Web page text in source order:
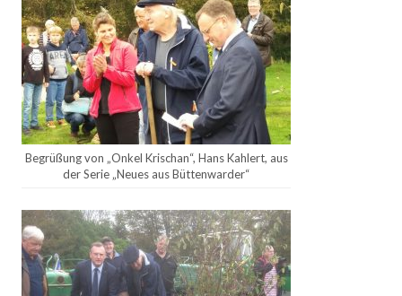
Begrüßung von „Onkel Krischan“, Hans Kahlert, aus
der Serie „Neues aus Büttenwarder“